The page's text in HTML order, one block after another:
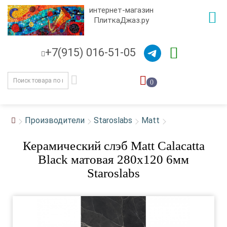
интернет-магазин
ПлиткаДжаз.ру
+7(915) 016-51-05
0
Производители Staroslabs Matt
Керамический слэб Matt Calacatta
Black матовая 280x120 6мм
Staroslabs